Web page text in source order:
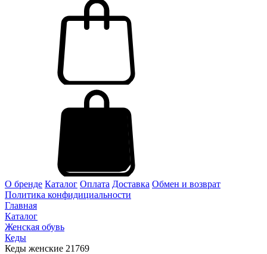
О бренде Каталог Оплата Доставка Обмен и возврат
Политика конфидициальности
Главная
Каталог
Женская обувь
Кеды
Кеды женские 21769